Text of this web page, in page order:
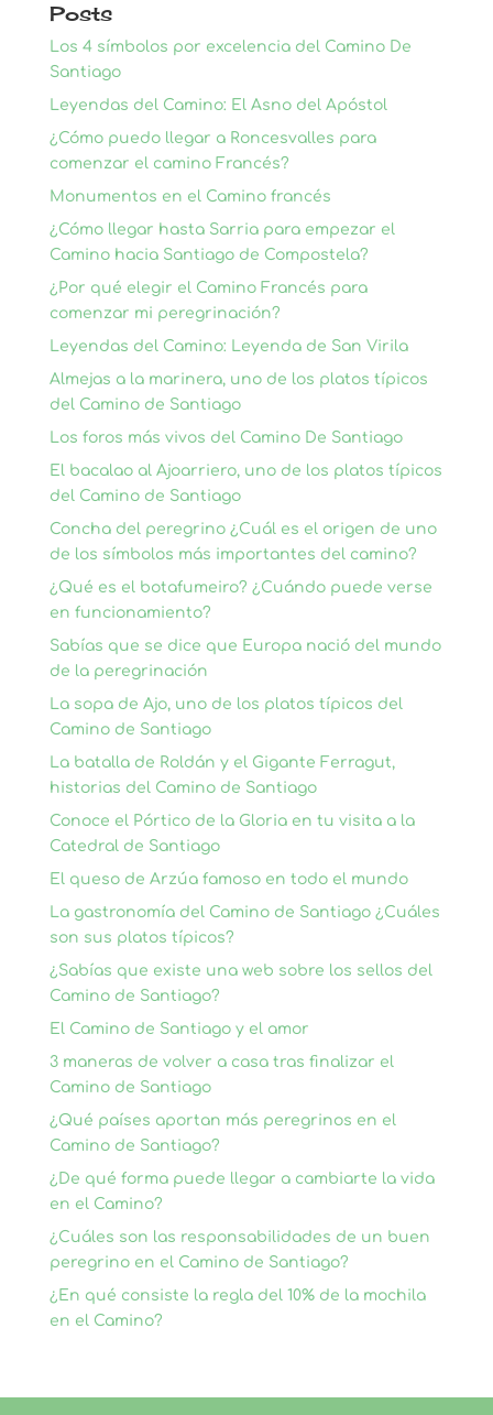
Posts
Los 4 símbolos por excelencia del Camino De
Santiago
Leyendas del Camino: El Asno del Apóstol
¿Cómo puedo llegar a Roncesvalles para
comenzar el camino Francés?
Monumentos en el Camino francés
¿Cómo llegar hasta Sarria para empezar el
Camino hacia Santiago de Compostela?
¿Por qué elegir el Camino Francés para
comenzar mi peregrinación?
Leyendas del Camino: Leyenda de San Virila
Almejas a la marinera, uno de los platos típicos
del Camino de Santiago
Los foros más vivos del Camino De Santiago
El bacalao al Ajoarriero, uno de los platos típicos
del Camino de Santiago
Concha del peregrino ¿Cuál es el origen de uno
de los símbolos más importantes del camino?
¿Qué es el botafumeiro? ¿Cuándo puede verse
en funcionamiento?
Sabías que se dice que Europa nació del mundo
de la peregrinación
La sopa de Ajo, uno de los platos típicos del
Camino de Santiago
La batalla de Roldán y el Gigante Ferragut,
historias del Camino de Santiago
Conoce el Pórtico de la Gloria en tu visita a la
Catedral de Santiago
El queso de Arzúa famoso en todo el mundo
La gastronomía del Camino de Santiago ¿Cuáles
son sus platos típicos?
¿Sabías que existe una web sobre los sellos del
Camino de Santiago?
El Camino de Santiago y el amor
3 maneras de volver a casa tras finalizar el
Camino de Santiago
¿Qué países aportan más peregrinos en el
Camino de Santiago?
¿De qué forma puede llegar a cambiarte la vida
en el Camino?
¿Cuáles son las responsabilidades de un buen
peregrino en el Camino de Santiago?
¿En qué consiste la regla del 10% de la mochila
en el Camino?